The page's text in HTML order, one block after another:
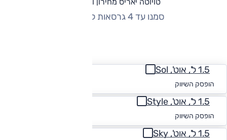
סמנו עד 4 גרסאות להשוואה
1.5 ל', אוט', Sol
הופסק השיווק
1.5 ל', אוט', Style
הופסק השיווק
1.5 ל', אוט', Sky